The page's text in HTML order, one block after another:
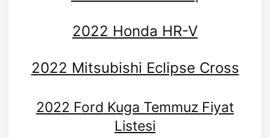
2022 Honda HR-V
2022 Mitsubishi Eclipse Cross
2022 Ford Kuga Temmuz Fiyat
Listesi